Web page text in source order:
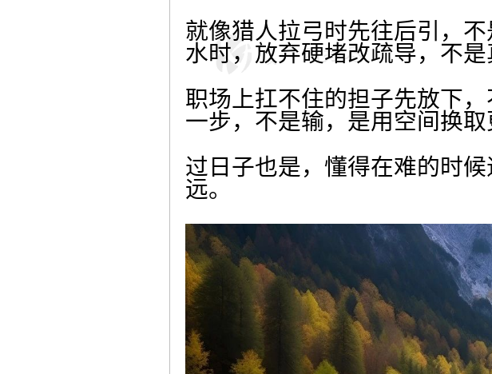
就像猎人拉弓时先往后引，
水时，放弃硬堵改疏导，不
职场上扛不住的担子先放下
一步，不是输，是用空间换取
过日子也是，懂得在难的时
远。